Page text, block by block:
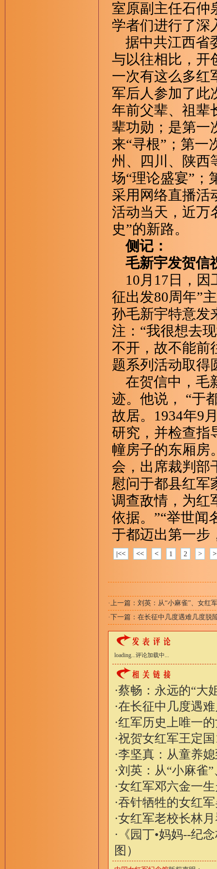
室原副主任石仲
学者们进行了深
据中共江西省
与以往相比，开
一次有这么多红
军后人参加了此
年前父辈、祖辈
辈功勋；是第一
来“寻根”；第一
州、四川、陕西
场“理论盛宴”；
采用网络直播活
活动当天，近万
史”的新路。
侧记：
毛新宇发贺信
10月17日，因
征出发80周年”
孙毛新宇特意发
注：“我很想去
不开，故不能前
题系列活动取得
在贺信中，毛
迹。他说， “于
故居。1934年9
研究，并检查指
幢房子的东厢房
会，出席裁判部
慰问于都县红军
调查敌情，为红
依据。”“举世闻
于都迈出第一步
|<< << < 1 2 >
·上一篇： 刘英：从“小麻雀”、女红
·下一篇： 在长征中几度遇难几度脱
loading...评论加载中...
·蔡畅：永远的“大
·在长征中几度遇
·红军历史上唯一
·祝贺女红军王定
·李坚真：从童养
·刘英：从“小麻雀
·女红军邓六金一
·吞针牺牲的女红
·女红军老校长林
· 《园丁•妈妈--纪
图）